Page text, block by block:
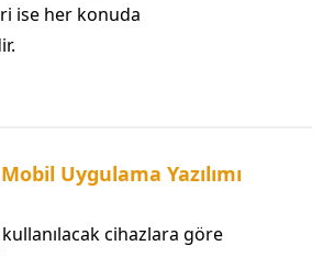
ise her konuda
Uygulama Yazılımı
cihazlara göre